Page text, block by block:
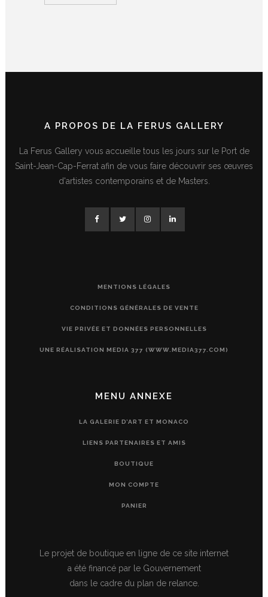
A PROPOS DE LA FERUS GALLERY
La Ferus Gallery vous accueille tous les jours sur le Port de
Saint-Jean-Cap-Ferrat afin de vous faire découvrir ses œuvres
d'artistes contemporains et de Masters.
MENTIONS LÉGALES
CONDITIONS GÉNÉRALES DE VENTE
VIE PRIVÉE ET DONNÉES PERSONNELLES
UNE RÉALISATION MEDIA 377 (WWW.MEDIA377.COM)
MENU ANNEXE
LA GALERIE D’ART ET MONACO
LIENS PARTENAIRES ET AMIS
BOUTIQUE
MON COMPTE
PANIER
Le projet de boutique en ligne de ce site internet
a été financé par le Gouvernement
dans le cadre du plan de relance.